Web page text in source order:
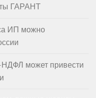
ГАРАНТ
ИП можно
может привести